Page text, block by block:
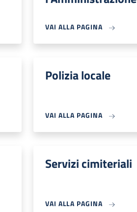
VAI ALLA PAGINA
Polizia locale
VAI ALLA PAGINA
Servizi cimiteriali
VAI ALLA PAGINA